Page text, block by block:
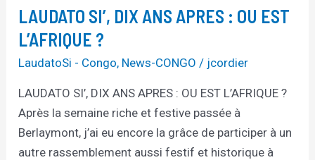
LAUDATO SI’, DIX ANS APRES : OU EST
L’AFRIQUE ?
LaudatoSi - Congo, News-CONGO / jcordier
LAUDATO SI’, DIX ANS APRES : OU EST L’AFRIQUE ?
Après la semaine riche et festive passée à
Berlaymont, j’ai eu encore la grâce de participer à un
autre rassemblement aussi festif et historique à